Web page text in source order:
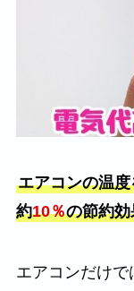
エアコンの温
約10％の節約効
エアコンだけ